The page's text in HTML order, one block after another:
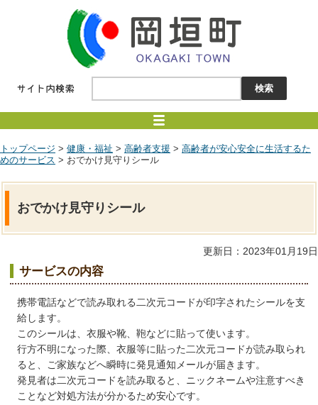
トップページ > 健康・福祉 > 高齢者支援 > 高齢者が安心安全に生活するた
めのサービス > おでかけ見守りシール
おでかけ見守りシール
更新日：2023年01月19日
サービスの内容
携帯電話などで読み取れる二次元コードが印字されたシールを支
給します。
このシールは、衣服や靴、鞄などに貼って使います。
行方不明になった際、衣服等に貼った二次元コードが読み取られ
ると、ご家族などへ瞬時に発見通知メールが届きます。
発見者は二次元コードを読み取ると、ニックネームや注意すべき
ことなど対処方法が分かるため安心です。